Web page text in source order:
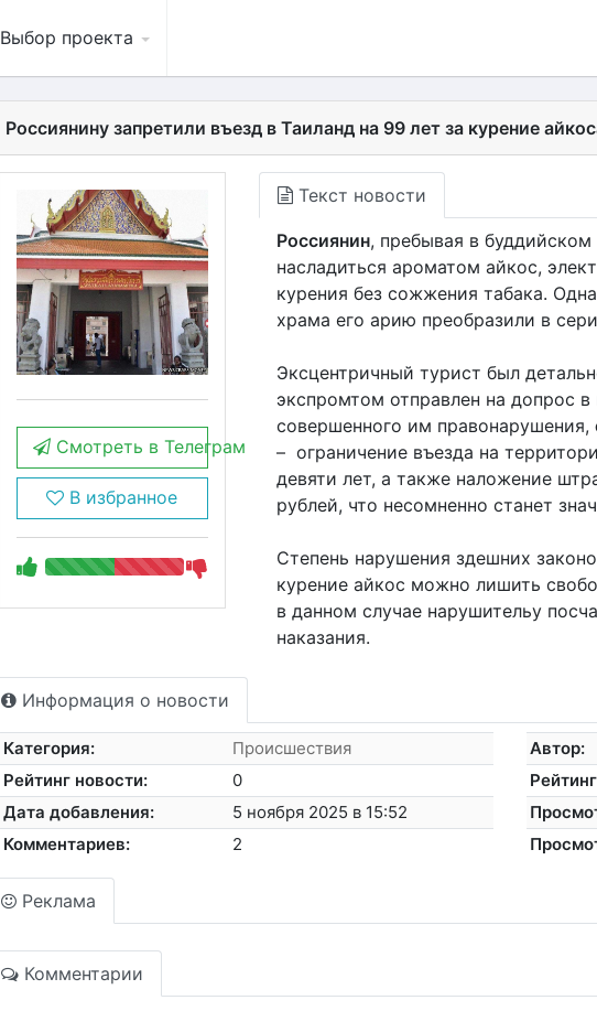
Выбор проекта
Россиянину запретили въезд в Таиланд на 99 лет за курение
Смотреть в Телеграм
В избранное
Текст новости
Россиянин, пребывая в
насладиться ароматом айкос,
курения без сожжения табака.
храма его арию преобразили в
Эксцентричный турист был
экспромтом отправлен на допрос в
совершенного им правонарушения,
– ограничение въезда на
девяти лет, а также наложение
рублей, что несомненно станет
Степень нарушения здешних
курение айкос можно лишить
в данном случае нарушительу
наказания.
Информация о новости
Категория:
Происшествия
Рейтинг новости:
0
Дата добавления:
5 ноября 2025 в 15:52
Комментариев:
2
Автор:
Реклама
Комментарии